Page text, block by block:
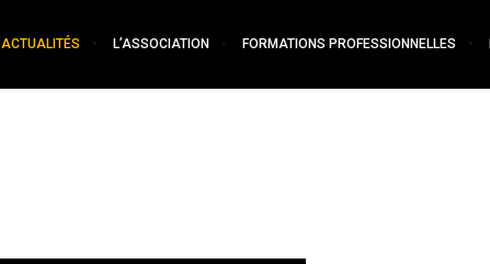
ACTUALITÉS L’ASSOCIATION FORMATIONS PROFESSIONNELLES